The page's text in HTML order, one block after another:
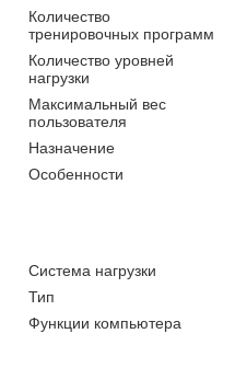
Количество
тренировочных программ
Количество уровней
нагрузки
Максимальный вес
пользователя
Назначение
Особенности
Система нагрузки
Тип
Функции компьютера